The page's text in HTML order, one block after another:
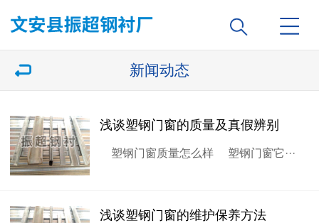
新闻动态
浅谈塑钢门窗的质量及真假辨别
塑钢门窗质量怎么样 塑钢门窗它···
浅谈塑钢门窗的维护保养方法